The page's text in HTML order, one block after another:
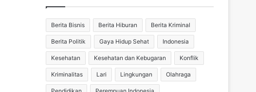
Berita Bisnis Berita Hiburan Berita Kriminal
Berita Politik Gaya Hidup Sehat Indonesia
Kesehatan Kesehatan dan Kebugaran Konflik
Kriminalitas Lari Lingkungan Olahraga